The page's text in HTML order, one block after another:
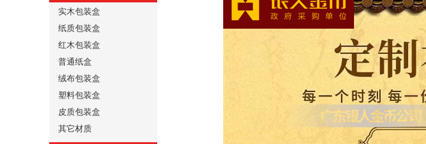
实木包装盒
纸质包装盒
红木包装盒
普通纸盒
绒布包装盒
塑料包装盒
皮质包装盒
其它材质